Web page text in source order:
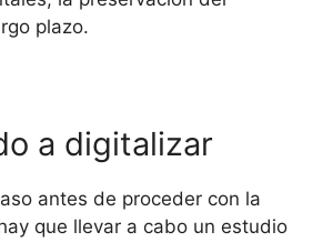
plazo.
a digitalizar
antes de proceder con la
que llevar a cabo un estudio